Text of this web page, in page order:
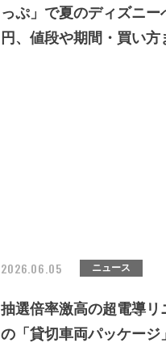
っぷ」で夏のディズニ
円、値段や期間・買い方
2026.06.05 ニュース
抽選倍率激高の超電導
の「貸切車両パッケー